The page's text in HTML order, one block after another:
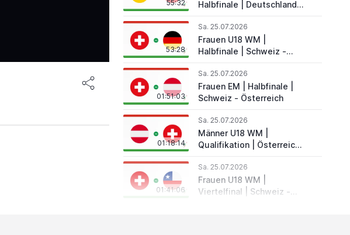
55:32
Halbfinale | Deutschland -
53:28
Sa. 25.07.2026
Frauen U18 WM |
Halbfinale | Schweiz -
01:51:03
Sa. 25.07.2026
Frauen EM | Halbfinale |
Schweiz - Österreich
01:18:14
Sa. 25.07.2026
Männer U18 WM |
Qualifikation | Österreich
01:41:06
Sa. 25.07.2026
Frauen U18 WM |
Viertelfinal | Schweiz -